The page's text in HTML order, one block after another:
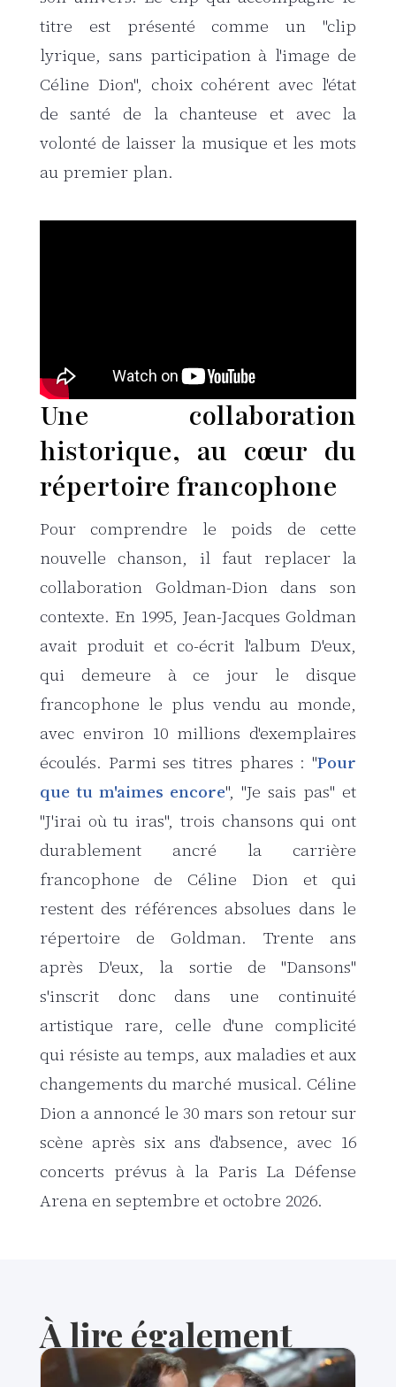
titre est présenté comme un "clip
lyrique, sans participation à l'image de
Céline Dion", choix cohérent avec l'état
de santé de la chanteuse et avec la
volonté de laisser la musique et les mots
au premier plan.
Une collaboration
historique, au cœur du
répertoire francophone
Pour comprendre le poids de cette
nouvelle chanson, il faut replacer la
collaboration Goldman-Dion dans son
contexte. En 1995, Jean-Jacques Goldman
avait produit et co-écrit l'album D'eux,
qui demeure à ce jour le disque
francophone le plus vendu au monde,
avec environ 10 millions d'exemplaires
écoulés. Parmi ses titres phares : "Pour
que tu m'aimes encore", "Je sais pas" et
"J'irai où tu iras", trois chansons qui ont
durablement ancré la carrière
francophone de Céline Dion et qui
restent des références absolues dans le
répertoire de Goldman. Trente ans
après D'eux, la sortie de "Dansons"
s'inscrit donc dans une continuité
artistique rare, celle d'une complicité
qui résiste au temps, aux maladies et aux
changements du marché musical. Céline
Dion a annoncé le 30 mars son retour sur
scène après six ans d'absence, avec 16
concerts prévus à la Paris La Défense
Arena en septembre et octobre 2026.
À lire également